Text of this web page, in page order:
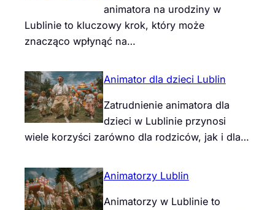
animatora na urodziny w
Lublinie to kluczowy krok, który może
znacząco wpłynąć na…
Animator dla dzieci Lublin
Zatrudnienie animatora dla
dzieci w Lublinie przynosi
wiele korzyści zarówno dla rodziców, jak i dla…
Animatorzy Lublin
Animatorzy w Lublinie to